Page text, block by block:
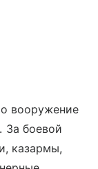
вооружение
За боевой
казармы,